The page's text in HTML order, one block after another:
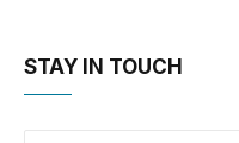
STAY IN TOUCH